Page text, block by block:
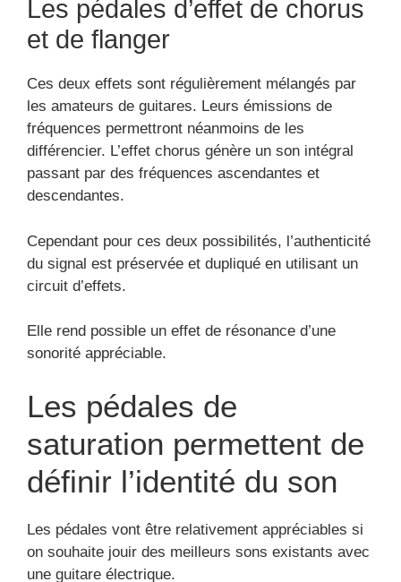
Elle rend possible un effet de résonance d’une
sonorité appréciable.
Les pédales de
saturation permettent de
définir l’identité du son
on souhaite jouir des meilleurs sons existants avec
une guitare électrique.
volume.
Les pédales de distorsion offrent la possibilité aux
musiciens d’avoir plus d’agressivité. Elle est
fréquemment employée pendant les lives de :
Rock n’Roll
Heavy metal